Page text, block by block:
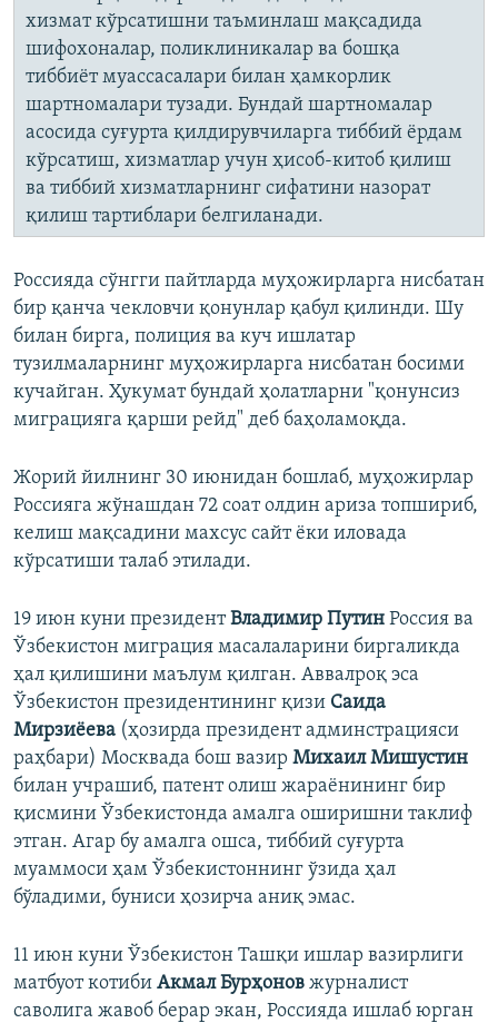
хизмат кўрсатишни таъминлаш мақсадида
шифохоналар, поликлиникалар ва бошқа
тиббиёт муассасалари билан ҳамкорлик
шартномалари тузади. Бундай шартномалар
асосида суғурта қилдирувчиларга тиббий ёрдам
кўрсатиш, хизматлар учун ҳисоб-китоб қилиш
ва тиббий хизматларнинг сифатини назорат
қилиш тартиблари белгиланади.
Россияда сўнгги пайтларда муҳожирларга нисбатан
бир қанча чекловчи қонунлар қабул қилинди. Шу
билан бирга, полиция ва куч ишлатар
тузилмаларнинг муҳожирларга нисбатан босими
кучайган. Ҳукумат бундай ҳолатларни "қонунсиз
миграцияга қарши рейд" деб баҳоламоқда.
Жорий йилнинг 30 июнидан бошлаб, муҳожирлар
Россияга жўнашдан 72 соат олдин ариза топшириб,
келиш мақсадини махсус сайт ёки иловада
кўрсатиши талаб этилади.
19 июн куни президентВладимир Путин Россия ва
Ўзбекистон миграция масалаларини биргаликда
ҳал қилишини маълум қилган. Аввалроқ эса
Ўзбекистон президентининг қизи Саида
Мирзиёева (ҳозирда президент админстрацияси
раҳбари) Москвада бош вазир Михаил Мишустин
билан учрашиб, патент олиш жараёнининг бир
қисмини Ўзбекистонда амалга оширишни таклиф
этган. Агар бу амалга ошса, тиббий суғурта
муаммоси ҳам Ўзбекистоннинг ўзида ҳал
бўладими, буниси ҳозирча аниқ эмас.
11 июн куни Ўзбекистон Ташқи ишлар вазирлиги
матбуот котиби Акмал Бурҳонов журналист
саволига жавоб берар экан, Россияда ишлаб юрган